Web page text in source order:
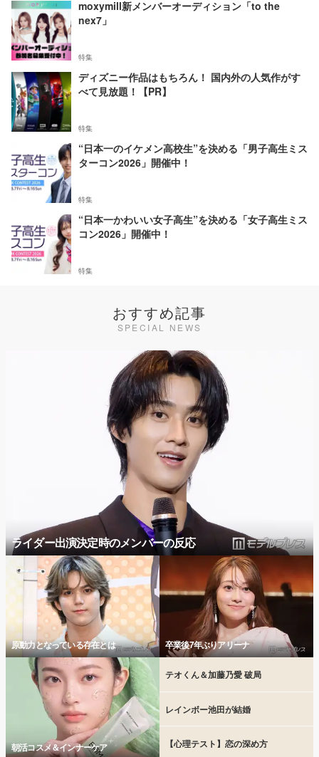
moxymill新メンバーオーディション「to the
nex7」
特集
ディズニー作品はもちろん！ 国内外の人気作がす
べて見放題！【PR】
特集
“日本一のイケメン高校生”を決める「男子高生ミス
ターコン2026」開催中！
特集
“日本一かわいい女子高生”を決める「女子高生ミス
コン2026」開催中！
特集
おすすめ記事
SPECIAL NEWS
ライダー出演決定時のメンバーの反応
原動力となっている存在とは 卒業後7年ぶりアリーナ
朝活コスメ＆インナーケア
テオくん＆加藤乃愛 破局
レインボー池田が結婚
【心理テスト】恋の深め方